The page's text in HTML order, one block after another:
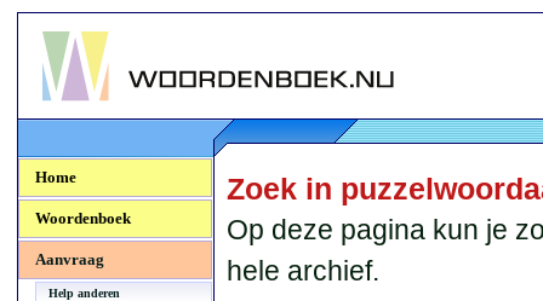
Woordenboek.NU
Home
Woordenboek
Aanvraag
Help anderen
Zoek in
Op deze pagina kun je
hele archief.